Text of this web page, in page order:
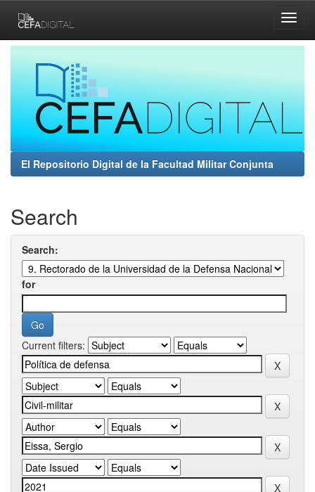
navigation
El Repositorio Digital de la Facultad Militar Conjunta
Search
Search:
for
Current filters: